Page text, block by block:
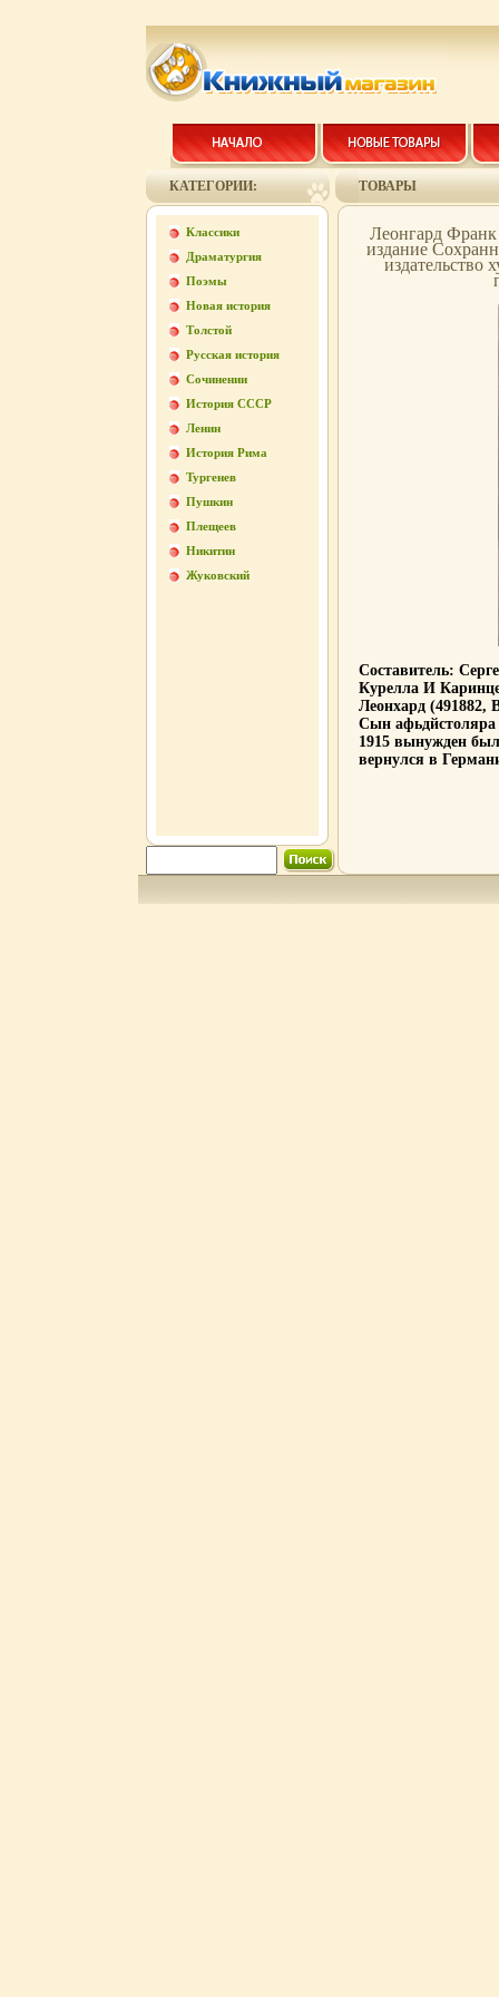
КАТЕГОРИИ:
Классики
Драматургия
Поэмы
Новая история
Толстой
Русская история
Сочинении
История СССР
Ленин
История Рима
Тургенев
Пушкин
Плещеев
Никитин
Жуковский
ТОВАРЫ
Леонгард
издание
издательство
Составитель:
Курелла И
Леонхард (491882,
Сын афьдйстоляра
1915 вынужден
вернулся в